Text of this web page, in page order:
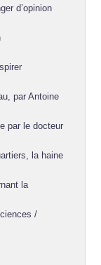
d’opinion
par Antoine
par le docteur
la haine
la
/